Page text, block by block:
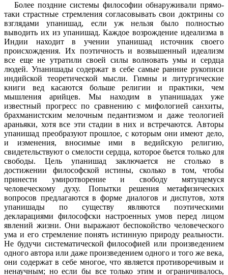
Более поздние системы философии обнаруживали прямо-
таки страстные стремления согласовывать свои доктрины со
взглядами упанишад, если уж нельзя было полностью
выводить их из упанишад. Каждое возрождение идеализма в
Индии находит в учении упанишад источник своего
происхождения. Их поэтичность и возвышенный идеализм
все еще не утратили своей силы волновать умы и сердца
людей. Упанишады содержат в себе самые ранние рукописи
индийской теоретической мысли. Гимны и литургические
книги вед касаются больше религии и практики, чем
мышления арийцев. Мы находим в упанишадах уже
известный прогресс по сравнению с мифологией санхиты,
брахманистским мелочным педантизмом и даже теологией
араньяки, хотя все эти стадии в них и встречаются. Авторы
упанишад преобразуют прошлое, с которым они имеют дело,
и изменения, вносимые ими в ведийскую религию,
свидетельствуют о смелости сердца, которое бьется только для
свободы. Цель упанишад заключается не столько в
достижении философской истины, сколько в том, чтобы
принести умиротворение и свободу мятущемуся
человеческому духу. Попытки решения метафизических
вопросов предлагаются в форме диалогов и диспутов, хотя
упанишады по существу являются поэтическими
декларациями философски настроенных умов перед лицом
явлений жизни. Они выражают беспокойство человеческого
ума и его стремление понять истинную природу реальности.
Не будучи систематической философией или произведением
одного автора или даже произведением одного и того же века,
они содержат в себе многое, что является противоречивым и
ненаучным; но если бы все только этим и ограничивалось,